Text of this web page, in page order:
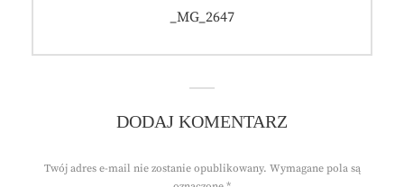
Previous
_MG_2647
DODAJ KOMENTARZ
Twój adres e-mail nie zostanie opublikowany. Wymagane pola są